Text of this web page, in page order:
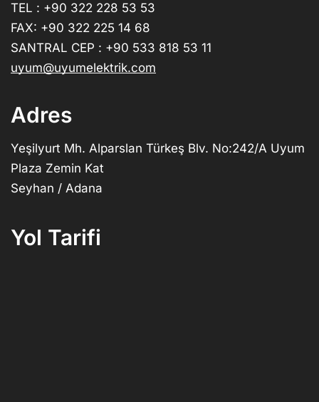
TEL : +90 322 228 53 53
FAX: +90 322 225 14 68
SANTRAL CEP : +90 533 818 53 11
uyum@uyumelektrik.com
Adres
Yeşilyurt Mh. Alparslan Türkeş Blv. No:242/A Uyum
Plaza Zemin Kat
Seyhan / Adana
Yol Tarifi